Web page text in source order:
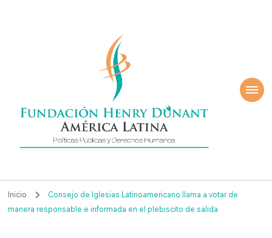
Henry
América Latina
Inicio
Consejo de Iglesias Latinoamericano llama a votar de
manera responsable e informada en el plebiscito de salida